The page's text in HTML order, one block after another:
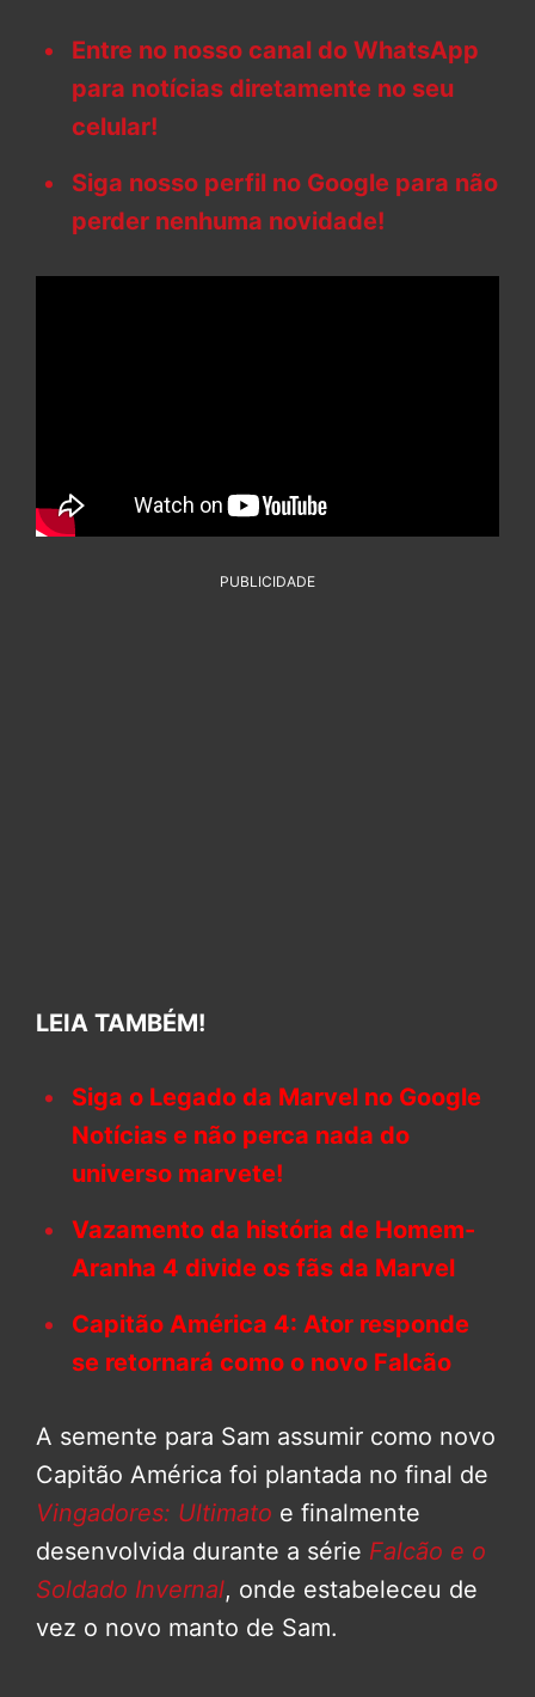
Entre no nosso canal do WhatsApp
para notícias diretamente no seu
celular!
Siga nosso perfil no Google para não
perder nenhuma novidade!
PUBLICIDADE
LEIA TAMBÉM!
Siga o Legado da Marvel no Google
Notícias e não perca nada do
universo marvete!
Vazamento da história de Homem-
Aranha 4 divide os fãs da Marvel
Capitão América 4: Ator responde
se retornará como o novo Falcão
A semente para Sam assumir como novo
Capitão América foi plantada no final de
Vingadores: Ultimato e finalmente
desenvolvida durante a série Falcão e o
Soldado Invernal, onde estabeleceu de
vez o novo manto de Sam.